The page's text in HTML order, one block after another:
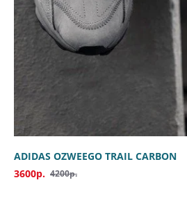
ADIDAS OZWEEGO TRAIL CARBON
3600р. 4200р.